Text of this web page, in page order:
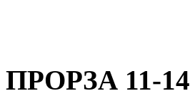
ПРОРЗА 11-14